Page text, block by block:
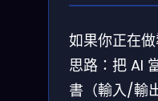
如果你正在
思路：把 AI
書（輸入/輸